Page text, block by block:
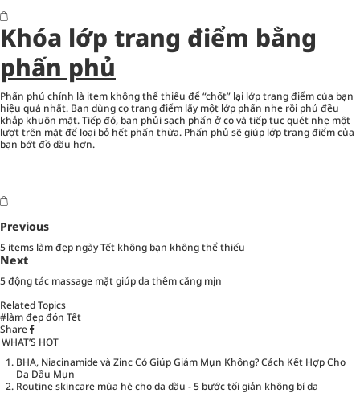
Khóa lớp trang điểm bằng
phấn phủ
Phấn phủ chính là item không thể thiếu để “chốt” lại lớp trang điểm của bạn
hiệu quả nhất. Bạn dùng cọ trang điểm lấy một lớp phấn nhẹ rồi phủ đều
khắp khuôn mặt. Tiếp đó, bạn phủi sạch phấn ở cọ và tiếp tục quét nhẹ một
lượt trên mặt để loại bỏ hết phấn thừa. Phấn phủ sẽ giúp lớp trang điểm của
bạn bớt đồ dầu hơn.
Previous
5 items làm đẹp ngày Tết không bạn không thể thiếu
Next
5 động tác massage mặt giúp da thêm căng mịn
Related Topics
#làm đẹp đón Tết
Share
WHAT’S HOT
BHA, Niacinamide và Zinc Có Giúp Giảm Mụn Không? Cách Kết Hợp Cho
Da Dầu Mụn
Routine skincare mùa hè cho da dầu - 5 bước tối giản không bí da